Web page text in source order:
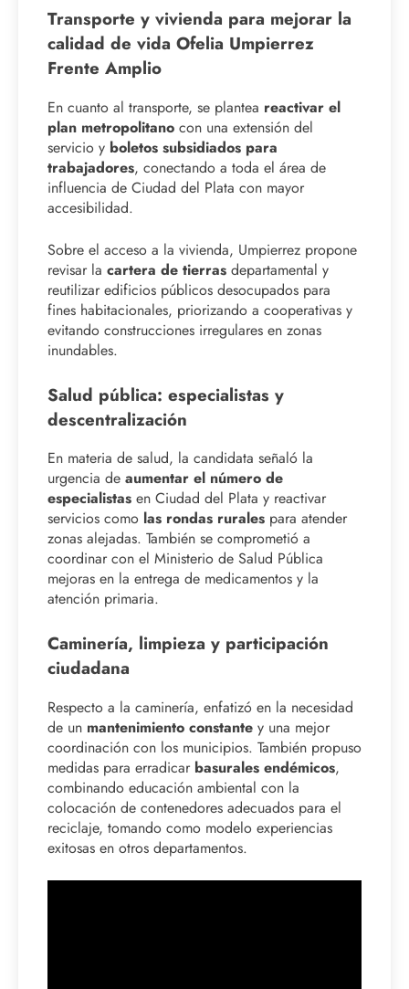
Transporte y vivienda para mejorar la
calidad de vida Ofelia Umpierrez
Frente Amplio
En cuanto al transporte, se plantea reactivar el
plan metropolitano con una extensión del
servicio y boletos subsidiados para
trabajadores, conectando a toda el área de
influencia de Ciudad del Plata con mayor
accesibilidad.
Sobre el acceso a la vivienda, Umpierrez propone
revisar la cartera de tierras departamental y
reutilizar edificios públicos desocupados para
fines habitacionales, priorizando a cooperativas y
evitando construcciones irregulares en zonas
inundables.
Salud pública: especialistas y
descentralización
En materia de salud, la candidata señaló la
urgencia de aumentar el número de
especialistas en Ciudad del Plata y reactivar
servicios como las rondas rurales para atender
zonas alejadas. También se comprometió a
coordinar con el Ministerio de Salud Pública
mejoras en la entrega de medicamentos y la
atención primaria.
Caminería, limpieza y participación
ciudadana
Respecto a la caminería, enfatizó en la necesidad
de un mantenimiento constante y una mejor
coordinación con los municipios. También propuso
medidas para erradicar basurales endémicos,
combinando educación ambiental con la
colocación de contenedores adecuados para el
reciclaje, tomando como modelo experiencias
exitosas en otros departamentos.